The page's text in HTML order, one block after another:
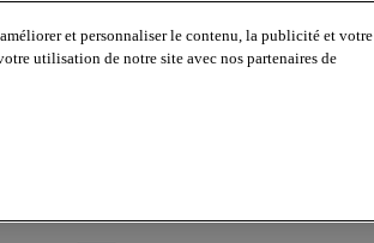
et personnaliser le contenu, la publicité et votre
utilisation de notre site avec nos partenaires de